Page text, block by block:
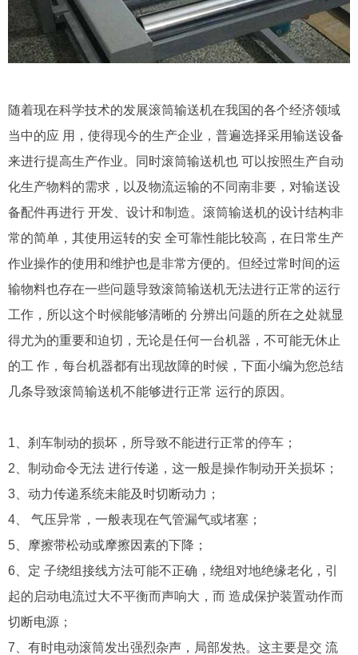
随着现在科学技术的发展滚筒输送机在我国的各个经济领域
当中的应 用，使得现今的生产企业，普遍选择采用输送设备
来进行提高生产作业。同时滚筒输送机也 可以按照生产自动
化生产物料的需求，以及物流运输的不同南非要，对输送设
备配件再进行 开发、设计和制造。滚筒输送机的设计结构非
常的简单，其使用运转的安 全可靠性能比较高，在日常生产
作业操作的使用和维护也是非常方便的。但经过常时间的运
输物料也存在一些问题导致滚筒输送机无法进行正常的运行
工作，所以这个时候能够清晰的 分辨出问题的所在之处就显
得尤为的重要和迫切，无论是任何一台机器，不可能无休止
的工 作，每台机器都有出现故障的时候，下面小编为您总结
几条导致滚筒输送机不能够进行正常 运行的原因。
1、刹车制动的损坏，所导致不能进行正常的停车；
2、制动命令无法 进行传递，这一般是操作制动开关损坏；
3、动力传递系统未能及时切断动力；
4、 气压异常，一般表现在气管漏气或堵塞；
5、摩擦带松动或摩擦因素的下降；
6、定 子绕组接线方法可能不正确，绕组对地绝缘老化，引
起的启动电流过大不平衡而声响大，而 造成保护装置动作而
切断电源；
7、有时电动滚筒发出强烈杂声，局部发热。这主要是交 流